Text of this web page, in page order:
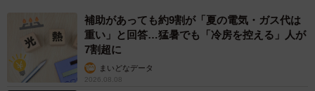
補助があっても約9割が「夏の電気・ガス代は
重い」と回答…猛暑でも「冷房を控える」人が
7割超に
まいどなデータ
2026.08.08